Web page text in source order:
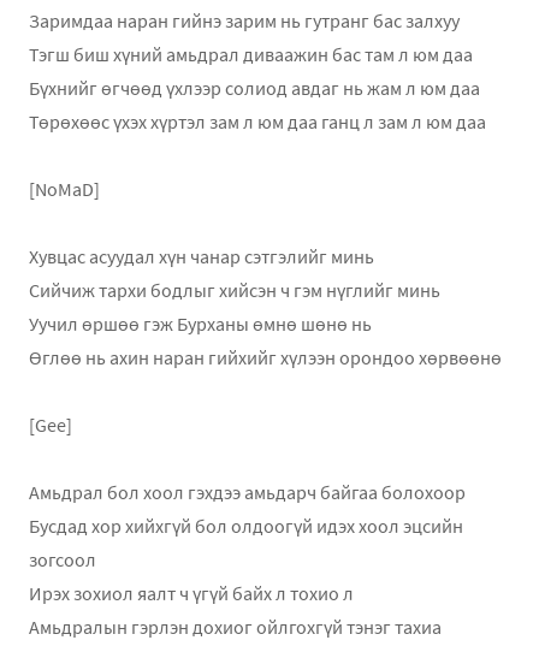
Заримдаа наран гийнэ зарим нь гутранг бас залхуу
Тэгш биш хүний амьдрал диваажин бас там л юм даа
Бүхнийг өгчөөд үхлээр солиод авдаг нь жам л юм даа
Төрөхөөс үхэх хүртэл зам л юм даа ганц л зам л юм даа
[NoMaD]
Хувцас асуудал хүн чанар сэтгэлийг минь
Сийчиж тархи бодлыг хийсэн ч гэм нүглийг минь
Уучил өршөө гэж Бурханы өмнө шөнө нь
Өглөө нь ахин наран гийхийг хүлээн орондоо хөрвөөнө
[Gee]
Амьдрал бол хоол гэхдээ амьдарч байгаа болохоор
Бусдад хор хийхгүй бол олдоогүй идэх хоол эцсийн
зогсоол
Ирэх зохиол яалт ч үгүй байх л тохио л
Амьдралын гэрлэн дохиог ойлгохгүй тэнэг тахиа